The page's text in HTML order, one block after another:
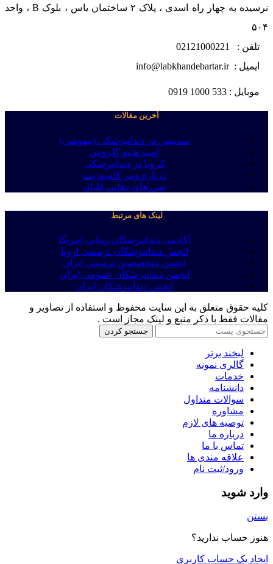
نرسیده به چهار راه اسدی ، پلاک ۲ ساختمان یاس ، بلوک B ، واحد
۵۰۴
تلفن : 02121000221
ایمیل : info@labkhandebartar.ir
موبایل : 533 1000 0919
آخرین مقالات
سدیشن در دندانپزشکی (بیهوشی)
اسید هیپو کلروس
کرونا در دندانپزشکی
درباره ونیر کامپوزیت
ضررهای دهانی قلیان
لینک های مرتبط
آکادمی دندانپزشکان زیبایی امریکا
انجمن دندانپزشکان ترمیمی اروپا
انجمن متخصصین ترمیمی ایران
انجمن دندانپزشکان عمومی ایران
انجمن دندانپزشکان ایران
کلیه حقوق متعلق به این سایت محفوظ و استفاده از تصاویر و
مقالات فقط با ذکر منبع و لینک مجاز است .
جستجو کردن
لبخند برتر
گالری نمونه
خدمات
دانشنامه
سوالات متداول
مشاوره
توصیه های لازم
درباره ما
تماس با ما
علاقه مندی ها
ورود/ثبت نام
وارد شوید
بستن
هنوز حساب ندارید؟
ایجاد یک حساب کاربری